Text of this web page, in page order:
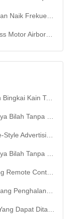
Variabel HCW 160w
Boom Barrier Gate
Kain Tanpa Sikat
DC Tugas Berat
Barrier Gate
DC Tugas Berat
OEM Untuk Iklan
Mobil Otomatis 160w
Enamel, Mendukung Pemasangan Iklan Dua Sisi